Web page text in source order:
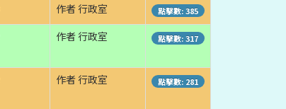
作者 行政室 點擊數: 385
作者 行政室 點擊數: 317
作者 行政室 點擊數: 281